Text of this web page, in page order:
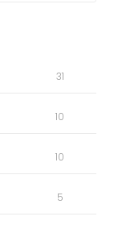
31
10
10
5